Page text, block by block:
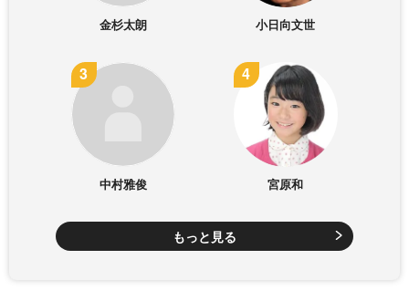
金杉太朗 小日向文世
中村雅俊 宮原和
もっと見る